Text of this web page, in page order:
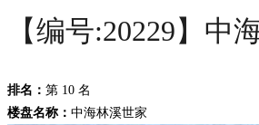
【编号:20229】中
排名： 第 10 名
楼盘名称： 中海林溪世家